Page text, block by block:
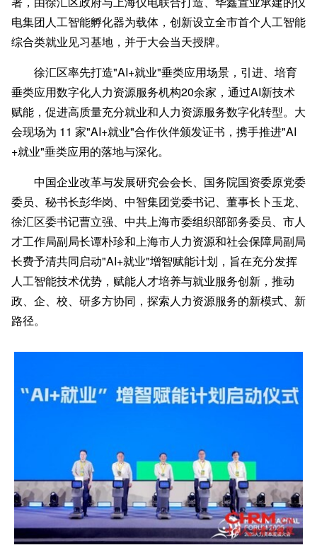
电集团人工智能孵化器为载体，创新设立全市首个人工智能
综合类就业见习基地，并于大会当天授牌。
徐汇区率先打造"AI+就业"垂类应用场景，引进、培育
垂类应用数字化人力资源服务机构20余家，通过AI新技术
赋能，促进高质量充分就业和人力资源服务数字化转型。大
会现场为 11 家"AI+就业"合作伙伴颁发证书，携手推进"AI
+就业"垂类应用的落地与深化。
中国企业改革与发展研究会会长、国务院国资委原党委
委员、秘书长彭华岗、中智集团党委书记、董事长卜玉龙、
徐汇区委书记曹立强、中共上海市委组织部部务委员、市人
才工作局副局长谭朴珍和上海市人力资源和社会保障局副局
长费予清共同启动"AI+就业"增智赋能计划，旨在充分发挥
人工智能技术优势，赋能人才培养与就业服务创新，推动
政、企、校、研多方协同，探索人力资源服务的新模式、新
路径。